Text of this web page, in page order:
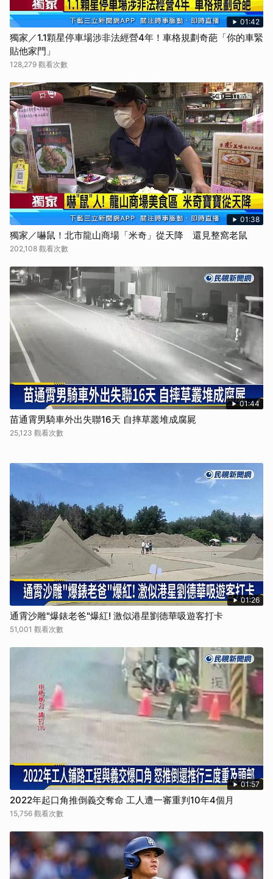
01:42
獨家／1.1顆星停車場涉非法經營4年！車格規劃奇葩「你的車緊
貼他家門」
128,279 觀看次數
01:38
獨家／嚇鼠！北市龍山商場「米奇」從天降 還見整窩老鼠
202,108 觀看次數
01:44
苗通霄男騎車外出失聯16天 自摔草叢堆成腐屍
25,123 觀看次數
01:26
通霄沙雕"爆錶老爸"爆紅! 激似港星劉德華吸遊客打卡
51,001 觀看次數
01:57
2022年起口角推倒義交奪命 工人遭一審重判10年4個月
15,756 觀看次數